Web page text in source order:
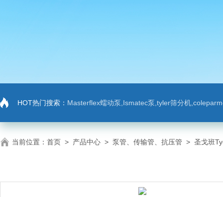
HOT热门搜索： Masterflex蠕动泵,Ismatec泵,tyler筛分机,coleparmer,注射
当前位置： 首页 > 产品中心 > 泵管、传输管、抗压管 > 圣戈班